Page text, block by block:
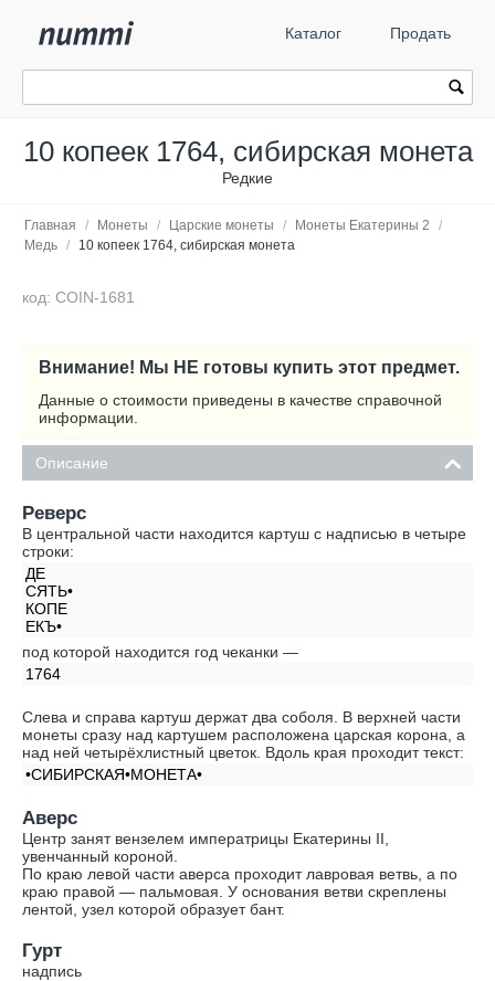
Каталог Продать
10 копеек 1764, сибирская монета
Редкие
Главная / Монеты / Царские монеты / Монеты Екатерины 2
/
Медь / 10 копеек 1764, сибирская монета
код: COIN-1681
Внимание! Мы НЕ готовы купить этот предмет.
Данные о стоимости приведены в качестве справочной
информации.
Описание
Реверс
В центральной части находится картуш с надписью в четыре
строки:
ДЕ
СЯТЬ•
КОПЕ
ЕКЪ•
под которой находится год чеканки —
1764
Слева и справа картуш держат два соболя. В верхней части
монеты сразу над картушем расположена царская корона, а
над ней четырёхлистный цветок. Вдоль края проходит текст:
•СИБИРСКАЯ•МОНЕТА•
Аверс
Центр занят вензелем императрицы Екатерины II,
увенчанный короной.
По краю левой части аверса проходит лавровая ветвь, а по
краю правой — пальмовая. У основания ветви скреплены
лентой, узел которой образует бант.
Гурт
надпись